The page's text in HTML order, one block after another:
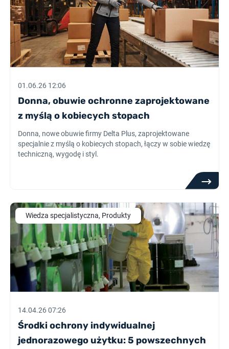
01.06.26 12:06
Donna, obuwie ochronne zaprojektowane
z myślą o kobiecych stopach
Donna, nowe obuwie firmy Delta Plus, zaprojektowane
specjalnie z myślą o kobiecych stopach, łączy w sobie wiedzę
techniczną, wygodę i styl.
Wiedza specjalistyczna, Produkty
14.04.26 07:26
Środki ochrony indywidualnej
jednorazowego użytku: 5 powszechnych